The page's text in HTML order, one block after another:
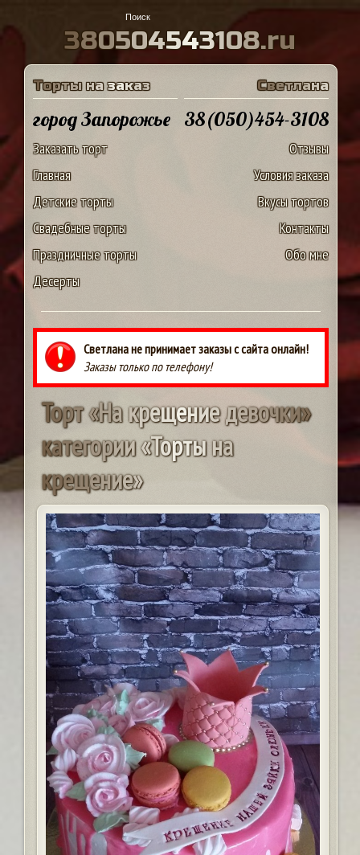
380504543108.ru
Торты на заказ
город Запорожье
Заказать торт
Главная
Детские торты
Свадебные торты
Праздничные торты
Десерты
Светлана
38(050)454-3108
Отзывы
Условия заказа
Вкусы тортов
Контакты
Обо мне
Светлана не принимает заказы с сайта онлайн!
Заказы только по телефону!
Торт«Накрещениедевочки»
категории«Тортына
крещение»